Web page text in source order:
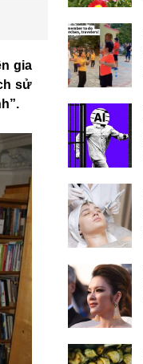
gia
sử